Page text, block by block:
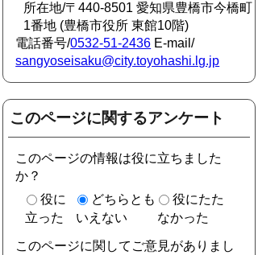
所在地/〒440-8501 愛知県豊橋市今橋町
1番地 (豊橋市役所 東館10階)
電話番号/0532-51-2436 E-mail/
sangyoseisaku@city.toyohashi.lg.jp
このページに関するアンケート
このページの情報は役に立ちました
か？
役に
立った
どちらとも
いえない
役にたた
なかった
このページに関してご意見がありまし